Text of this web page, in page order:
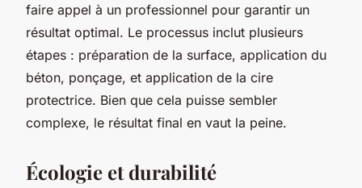
faire appel à un professionnel pour garantir un
résultat optimal. Le processus inclut plusieurs
étapes : préparation de la surface, application du
béton, ponçage, et application de la cire
protectrice. Bien que cela puisse sembler
complexe, le résultat final en vaut la peine.
Écologie et durabilité